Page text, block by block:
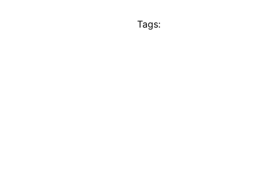
Tags: